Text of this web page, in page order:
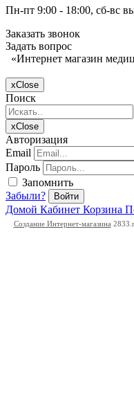
Пн-пт 9:00 - 18:00, сб-вс
Заказать звонок
Задать вопрос
«Интернет магазин
xClose
Поиск
xClose
Авторизация
Email
Пароль
Запомнить
Забыли?
Войти
Домой Кабинет Корзина
Создание Интернет-магазина